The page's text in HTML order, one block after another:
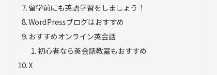
留学前にも英語学習をしましょう！
WordPressブログはおすすめ
おすすめオンライン英会話
初心者なら英会話教室もおすすめ
X